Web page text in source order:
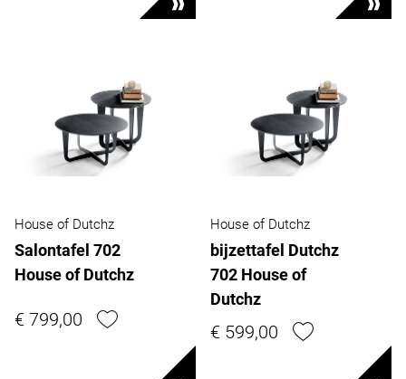
House of Dutchz
Salontafel 702
House of Dutchz
€ 799,00
House of Dutchz
bijzettafel Dutchz
702 House of
Dutchz
€ 599,00